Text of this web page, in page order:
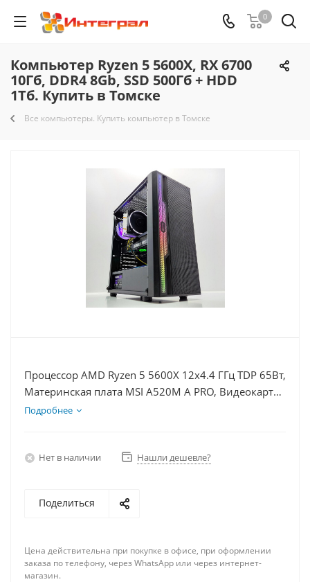
0
Компьютер Ryzen 5 5600X, RX 6700
10Гб, DDR4 8Gb, SSD 500Гб + HDD
1Тб. Купить в Томске
Все компьютеры. Купить компьютер в Томске
Процессор AMD Ryzen 5 5600X 12x4.4 ГГц TDP 65Вт,
Материнская плата MSI A520M A PRO, Видеокарта
RX 6700 10Гб, Память DDR4 8Gb, Диски
Подробнее
Нет в наличии Нашли дешевле?
Поделиться
Цена действительна при покупке в офисе, при оформлении
заказа по телефону, через WhatsApp или через интернет-
магазин.